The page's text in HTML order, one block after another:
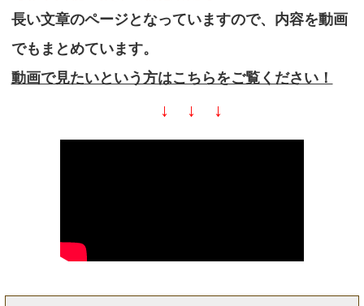
長い文章のページとなっていますので、内容を動画
でもまとめています。
動画で見たいという方はこちらをご覧ください！